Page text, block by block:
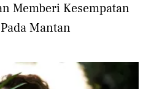
Memberi Kesempatan
Mantan